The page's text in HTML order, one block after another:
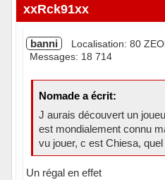
xxRck91xx
banni Localisation: 80
Messages: 18 714
Nomade a écrit:
J aurais découvert un
est mondialement connu
vu jouer, c est Chiesa,
Un régal en effet